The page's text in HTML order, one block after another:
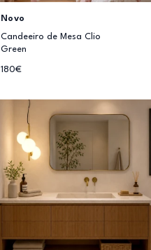
Novo
Candeeiro de Mesa Clio
Green
180€